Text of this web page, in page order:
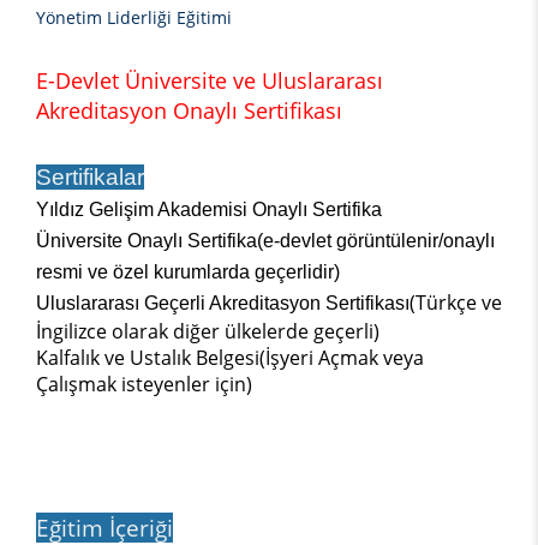
Yönetim Liderliği Eğitimi
E-Devlet Üniversite ve Uluslararası
Akreditasyon Onaylı Sertifikası
Sertifikalar
Yıldız Gelişim Akademisi Onaylı Sertifika
Üniversite Onaylı Sertifika(e-devlet görüntülenir/onaylı
resmi ve özel kurumlarda geçerlidir)
Uluslararası Geçerli Akreditasyon Sertifikası(Türkçe ve
İngilizce olarak diğer ülkelerde geçerli)
Kalfalık ve Ustalık Belgesi(İşyeri Açmak veya
Çalışmak isteyenler için)
Eğitim İçeriği